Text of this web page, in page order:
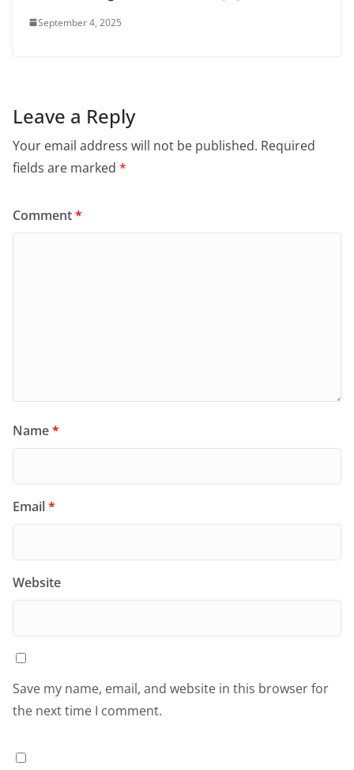
September 4, 2025
Leave a Reply
Your email address will not be published. Required
fields are marked *
Comment*
Name*
Email*
Website
Save my name, email, and website in this browser for
the next time I comment.